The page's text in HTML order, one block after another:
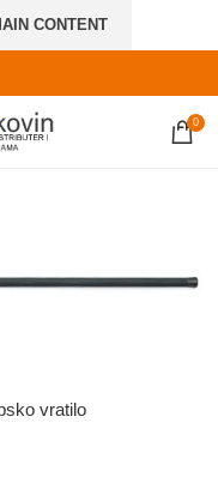
CONTENT
0
vratilo